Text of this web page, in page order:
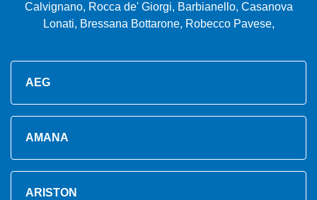
Calvignano, Rocca de' Giorgi, Barbianello, Casanova
Lonati, Bressana Bottarone, Robecco Pavese,
AEG
AMANA
ARISTON